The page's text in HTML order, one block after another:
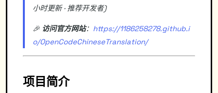
小时更新 · 推荐开发者)
🎉 访问官方网站： https://1186258278.github.i
o/OpenCodeChineseTranslation/
项目简介